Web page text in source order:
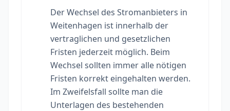
Der Wechsel des Stromanbieters in
Weitenhagen ist innerhalb der
vertraglichen und gesetzlichen
Fristen jederzeit möglich. Beim
Wechsel sollten immer alle nötigen
Fristen korrekt eingehalten werden.
Im Zweifelsfall sollte man die
Unterlagen des bestehenden